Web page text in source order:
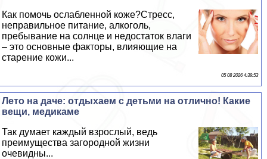
Как помочь ослабленной коже?Стресс,
неправильное питание, алкоголь,
пребывание на солнце и недостаток влаги
– это основные факторы, влияющие на
старение кожи...
05 08 2026 4:39:53
Лето на даче: отдыхаем с детьми на отлично! Какие
вещи, медикаме
Так думает каждый взрослый, ведь
преимущества загородной жизни
очевидны...